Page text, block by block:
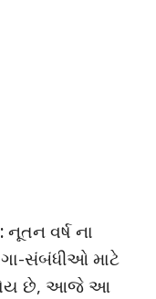
નૂતન વર્ષ ના
સંબંધીઓ માટે
હોય છે, આજે આ